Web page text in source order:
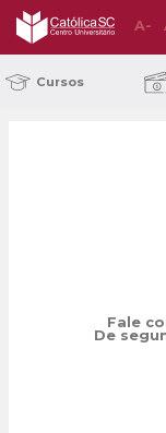
A-
Cursos
Fale
De